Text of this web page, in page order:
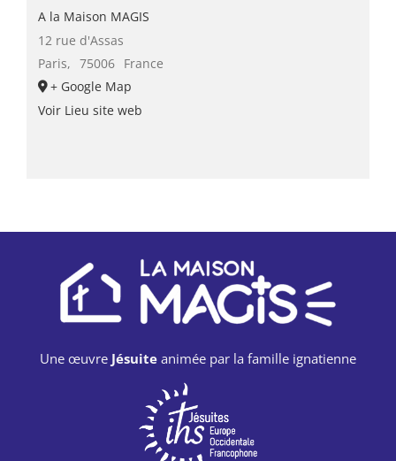
A la Maison MAGIS
12 rue d'Assas
Paris, 75006 France
+ Google Map
Voir Lieu site web
Une œuvre Jésuite animée par la famille ignatienne